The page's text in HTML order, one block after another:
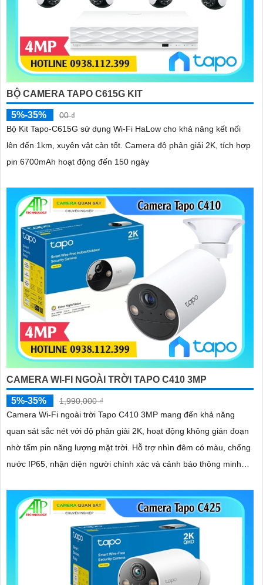
BỘ CAMERA TAPO C615G KIT
5%-35%
00 ₫
Bộ Kit Tapo-C615G sử dụng Wi-Fi HaLow cho khả năng kết nối
lên đến 1km, xuyên vật cản tốt. Camera độ phân giải 2K, tích hợp
pin 6700mAh hoạt động đến 150 ngày
CAMERA WI-FI NGOÀI TRỜI TAPO C410 3MP
5%-35%
1,990,000 ₫
Camera Wi-Fi ngoài trời Tapo C410 3MP mang đến khả năng
quan sát sắc nét với độ phân giải 2K, hoạt động không gián đoạn
nhờ tấm pin năng lượng mặt trời. Hỗ trợ nhìn đêm có màu, chống
nước IP65, nhận diện người chính xác và cảnh báo thông minh